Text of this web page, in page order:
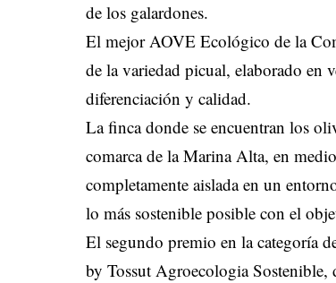
de los galardones.
El mejor AOVE Ecológico de la
de la variedad picual, elaborado en
diferenciación y calidad.
La finca donde se encuentran los
comarca de la Marina Alta, en
completamente aislada en un
lo más sostenible posible con el
El segundo premio en la categoría
by Tossut Agroecologia Sostenible,